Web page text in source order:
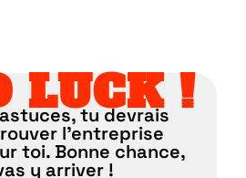
LUCK !
tu devrais
l’entreprise
toi. Bonne chance,
y arriver !